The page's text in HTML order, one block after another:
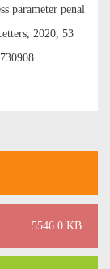
parameter penal
2020, 53
5546.0 KB